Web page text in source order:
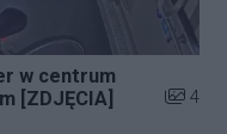
w centrum
[ZDJĘCIA]
Liczba
4